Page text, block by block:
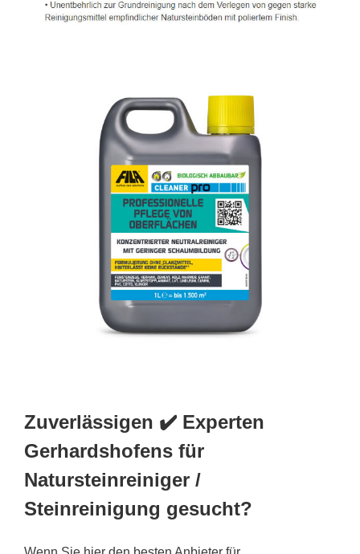
Zuverlässigen ✔️ Experten
Gerhardshofens für
Natursteinreiniger /
Steinreinigung gesucht?